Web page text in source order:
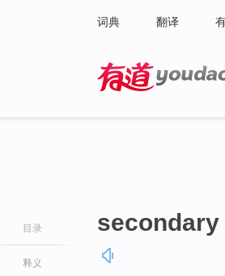
词典 翻译
目录
释义